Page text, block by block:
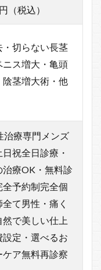
（税込）
切らない長茎
ス増大・亀頭
茎増大術・他
治療専門メンズ
祝全日診療・
療OK・無料診
予約制完全個
て男性・痛く
で美しい仕上
定・選べるお
ア無料再診察